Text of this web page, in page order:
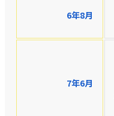
6年8月
7年6月